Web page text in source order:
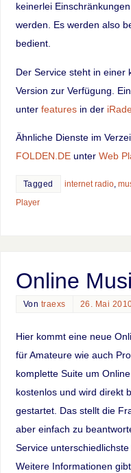
keinerlei
werden. Es werden also
bedient.
Der Service steht in einer
Version zur Verfügung.
unter featuresin der
Ähnliche Dienste im
FOLDEN.DEunter Web
Tagged internet radio,
Player
Online
Von traexs 26. Mai
Hier kommt eine neue
für Amateure wie auch
komplette Suite um
kostenlos und wird direkt
gestartet. Das stellt die
aber einfach zu
Service
Weitere Informationen